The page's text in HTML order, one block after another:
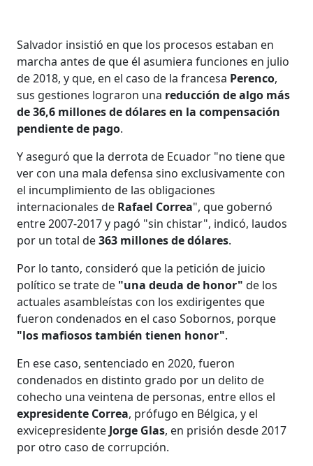
Salvador insistió en que los procesos estaban en
marcha antes de que él asumiera funciones en julio
de 2018, y que, en el caso de la francesa Perenco,
sus gestiones lograron una reducción de algo más
de 36,6 millones de dólares en la compensación
pendiente de pago.
Y aseguró que la derrota de Ecuador "no tiene que
ver con una mala defensa sino exclusivamente con
el incumplimiento de las obligaciones
internacionales de Rafael Correa", que gobernó
entre 2007-2017 y pagó "sin chistar", indicó, laudos
por un total de363 millones de dólares.
Por lo tanto, consideró que la petición de juicio
político se trate de "una deuda de honor" de los
actuales asambleístas con los exdirigentes que
fueron condenados en el caso Sobornos, porque
"los mafiosos también tienen honor".
En ese caso, sentenciado en 2020, fueron
condenados en distinto grado por un delito de
cohecho una veintena de personas, entre ellos el
expresidente Correa, prófugo en Bélgica, y el
exvicepresidente Jorge Glas, en prisión desde 2017
por otro caso de corrupción.